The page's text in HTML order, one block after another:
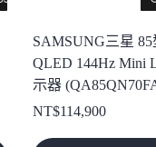
SAMSUNG三星 85
QLED 144Hz Mini
示器
NT$114,900